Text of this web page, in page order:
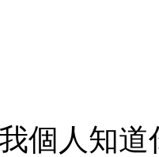
個人知道